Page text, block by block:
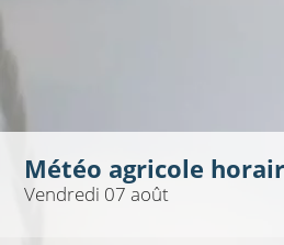
Météo agricole
Vendredi 07 août